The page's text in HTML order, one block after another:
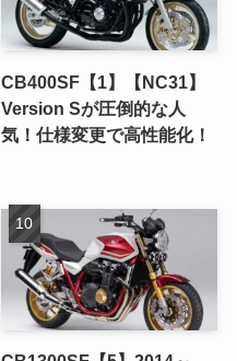
CB400SF【1】【NC31】
Version Sが圧倒的な人
気！仕様変更で高性能化！